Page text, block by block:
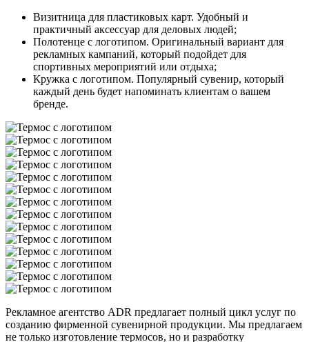
Визитница для пластиковых карт. Удобный и
практичный аксессуар для деловых людей;
Полотенце с логотипом. Оригинальный вариант для
рекламных кампаний, который подойдет для
спортивных мероприятий или отдыха;
Кружка с логотипом. Популярный сувенир, который
каждый день будет напоминать клиентам о вашем
бренде.
Рекламное агентство ADR предлагает полный цикл услуг по
созданию фирменной сувенирной продукции. Мы предлагаем
не только изготовление термосов, но и разработку